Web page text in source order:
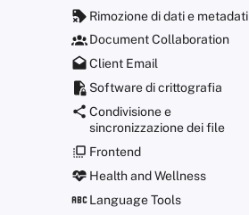
Rimozione di dati e metadati
Document Collaboration
Client Email
Software di crittografia
Condivisione e
sincronizzazione dei file
Frontend
Health and Wellness
Language Tools